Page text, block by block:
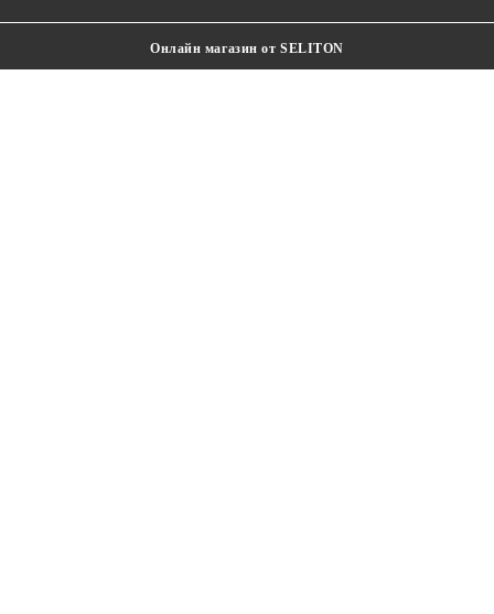
Онлайн магазин от SELITON